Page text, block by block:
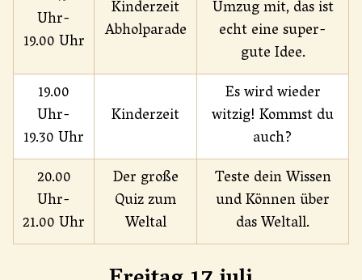
Uhr-
19.00 Uhr
Kinderzeit
Abholparade
Umzug mit, das ist
echt eine super-
gute Idee.
19.00
Uhr-
19.30 Uhr
Kinderzeit
Es wird wieder
witzig! Kommst du
auch?
20.00
Uhr-
21.00 Uhr
Der große
Quiz zum
Weltal
Teste dein Wissen
und Können über
das Weltall.